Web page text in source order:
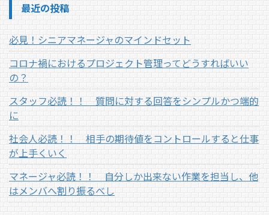
最近の投稿
必見！シニアマネージャのマインドセット
コロナ禍におけるプロジェクト管理ってどうすればいい
の？
スタッフ必読！！ 質問に対する回答をシンプルかつ端的
に
社会人必読！！ 相手の期待値をコントロールすると仕事
が上手くいく
マネージャ必読！！ 自分しか出来ない作業を担当し、他
はメンバへ割り振るべし